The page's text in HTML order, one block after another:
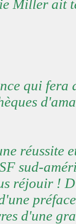
Miller ait
qui fera
réussite
sud-
réjouir !
d'une